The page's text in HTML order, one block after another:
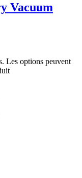
Vacuum
Les options peuvent